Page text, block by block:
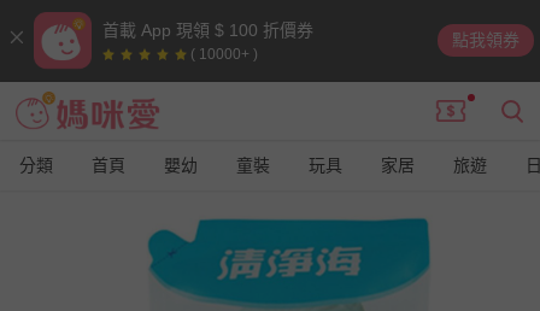
首載 App 現領 $ 100 折價券
( 10000+ )
點我領券
分類 首頁 嬰幼 童裝 玩具 家居 旅遊